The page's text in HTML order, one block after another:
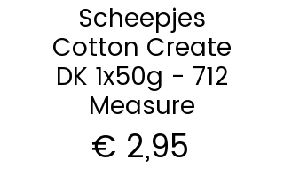
Scheepjes
Cotton Create
DK 1x50g - 712
Measure
€ 2,95